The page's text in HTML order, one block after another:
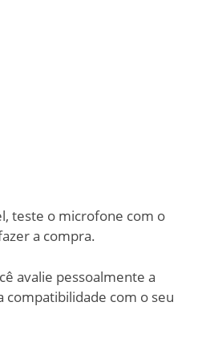
teste o microfone com o
a compra.
avalie pessoalmente a
compatibilidade com o seu